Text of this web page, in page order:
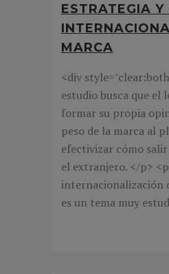
ESTRATEGIA Y
MARCA
<div
estudio busca que el
formar su propia
peso de la marca al
efectivizar cómo
el extranjero. </p>
internacionalización
es un tema muy